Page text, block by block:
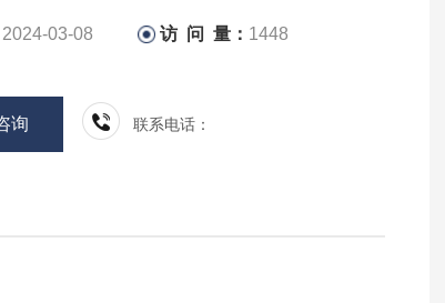
2024-03-08 访 问 量： 1448
询 联系电话：